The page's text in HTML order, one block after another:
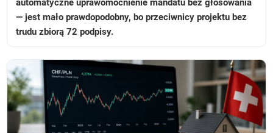
automatyczne uprawomocnienie mandatu bez głosowania
— jest mało prawdopodobny, bo przeciwnicy projektu bez
trudu zbiorą 72 podpisy.